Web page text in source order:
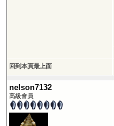
回到本頁最上面
nelson7132
高級會員